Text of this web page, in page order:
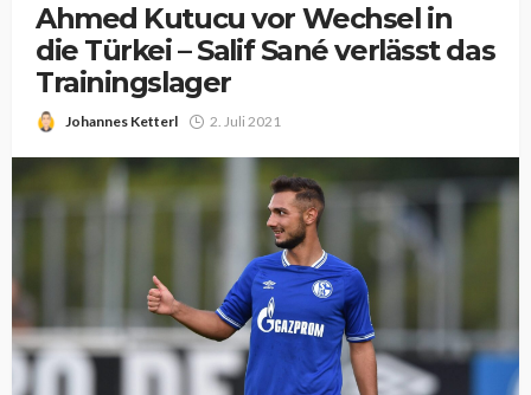
Ahmed Kutucu vor Wechsel in
die Türkei – Salif Sané verlässt das
Trainingslager
Johannes Ketterl 2. Juli 2021